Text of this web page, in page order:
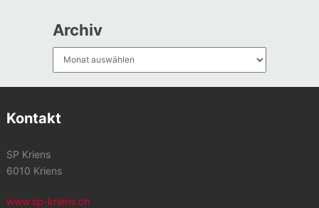
Archiv
Kontakt
SP Kriens
6010 Kriens
www.sp-kriens.ch